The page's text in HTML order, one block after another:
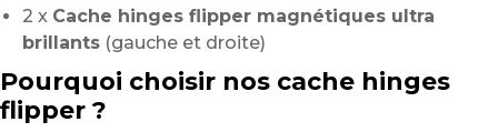
2 x Cache hinges flipper magnétiques ultra
brillants (gauche et droite)
Pourquoi choisir nos cache hinges
flipper ?